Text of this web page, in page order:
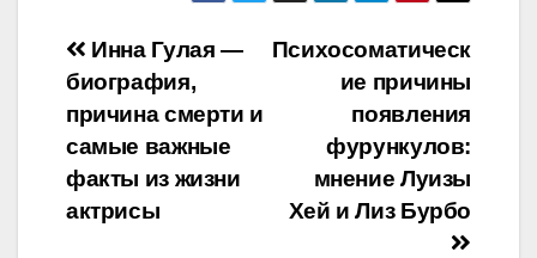
Навигация
по
записям
Психосоматическ
ие причины
появления
фурункулов:
мнение Луизы
Хей и Лиз Бурбо
Инна Гулая —
биография,
причина смерти и
самые важные
факты из жизни
актрисы